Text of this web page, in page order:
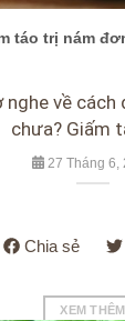
táo trị nám
nghe về
chưa? Giấm
27 Tháng 6,
XEM THÊM
Chia sẻ